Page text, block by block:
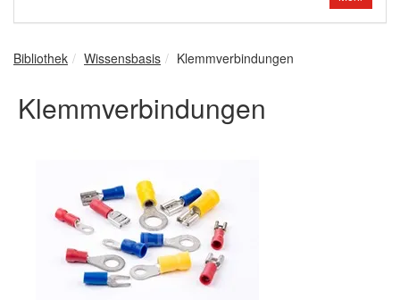
Bibliothek Wissensbasis Klemmverbindungen
Klemmverbindungen